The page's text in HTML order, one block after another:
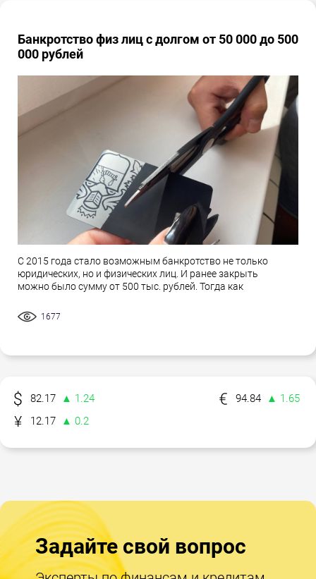
Банкротство физ лиц с долгом от 50 000 до 500
000 рублей
С 2015 года стало возможным банкротство не только
юридических, но и физических лиц. И ранее закрыть
можно было сумму от 500 тыс. рублей. Тогда как
1677
82.17 ▲ 1.24 94.84
▲ 1.65
12.17
▲ 0.2
Задайте свой вопрос